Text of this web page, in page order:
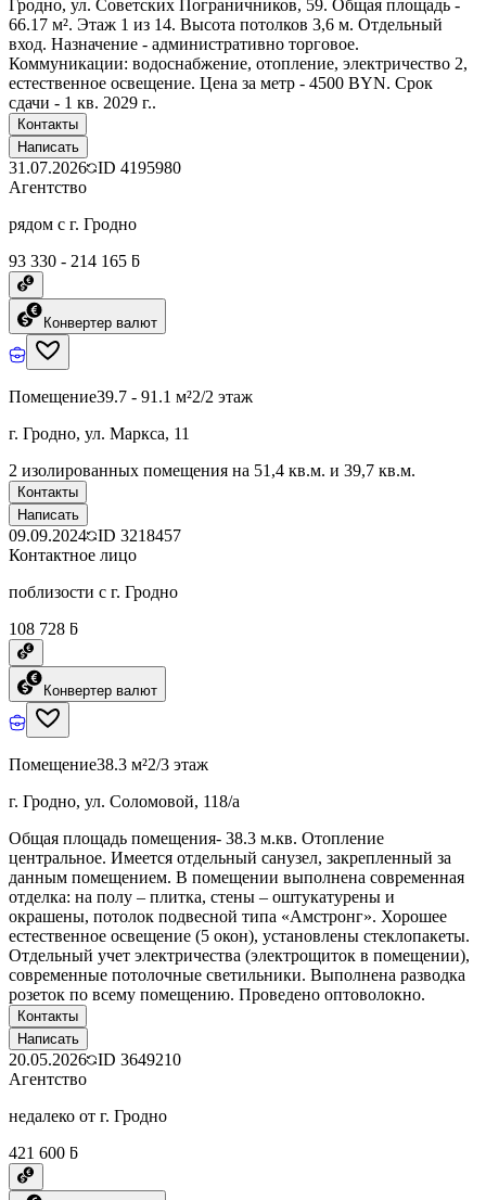
Гродно, ул. Советских Пограничников, 59. Общая площадь -
66.17 м². Этаж 1 из 14. Высота потолков 3,6 м. Отдельный
вход. Назначение - административно торговое.
Коммуникации: водоснабжение, отопление, электричество 2,
естественное освещение. Цена за метр - 4500 BYN. Срок
сдачи - 1 кв. 2029 г..
Контакты
Написать
31.07.2026 ID 4195980
Агентство
рядом с г. Гродно
93 330 - 214 165 ƃ
Конвертер валют
Помещение39.7 - 91.1 м²2/2 этаж
г. Гродно, ул. Маркса, 11
2 изолированных помещения на 51,4 кв.м. и 39,7 кв.м.
Контакты
Написать
09.09.2024 ID 3218457
Контактное лицо
поблизости с г. Гродно
108 728 ƃ
Конвертер валют
Помещение38.3 м²2/3 этаж
г. Гродно, ул. Соломовой, 118/а
Общая площадь помещения- 38.3 м.кв. Отопление
центральное. Имеется отдельный санузел, закрепленный за
данным помещением. В помещении выполнена современная
отделка: на полу – плитка, стены – оштукатурены и
окрашены, потолок подвесной типа «Амстронг». Хорошее
естественное освещение (5 окон), установлены стеклопакеты.
Отдельный учет электричества (электрощиток в помещении),
современные потолочные светильники. Выполнена разводка
розеток по всему помещению. Проведено оптоволокно.
Контакты
Написать
20.05.2026 ID 3649210
Агентство
недалеко от г. Гродно
421 600 ƃ